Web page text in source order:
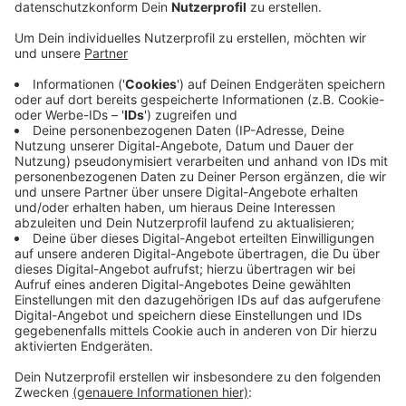
Anzeige
In Zukunft will die Sparkasse Leverkusen noch stärker
auf persönliche Beratung setzen. Mit dieser Strategie
will sich die Sparkasse auch langfristig gegen reine
Online-Banken behaupten. Lange Öffnungszeiten der
Leverkusener Filialen am Donnerstag und teilweise
auch am Dienstag würden gut bei den Kunden
ankommen, so die Sparkasse.
Wichtig sei auch weiterhin das soziale Engagement. Im
letzten Jahr hat die Sparkasse knapp 700 Millionen
Euro an Vereine, ehrenamtliche Institutionen und
soziale Projekte in der Stadt gespendet.
Anzeige